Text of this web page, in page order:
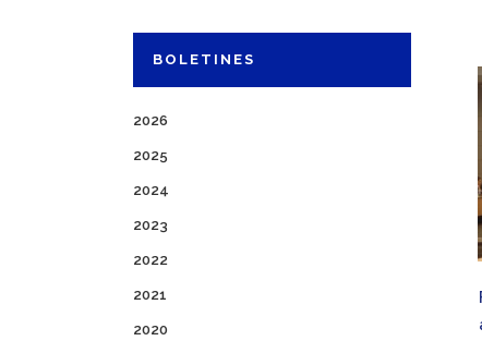
BOLETINES
2026
2025
2024
2023
2022
2021
2020